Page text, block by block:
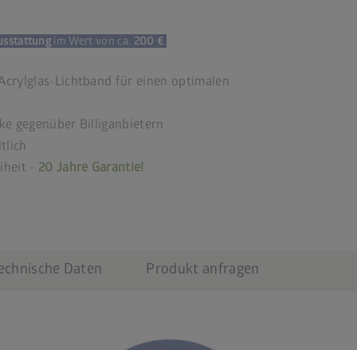
im Wert von ca. 200 €
Lichtband für einen optimalen
gegenüber Billiganbietern
- 20 Jahre Garantie!
Daten Produkt anfragen